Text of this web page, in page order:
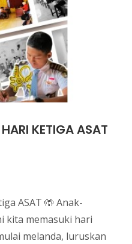
KETIGA ASAT
ASAT 🤲 Anak-
kita memasuki hari
melanda, luruskan